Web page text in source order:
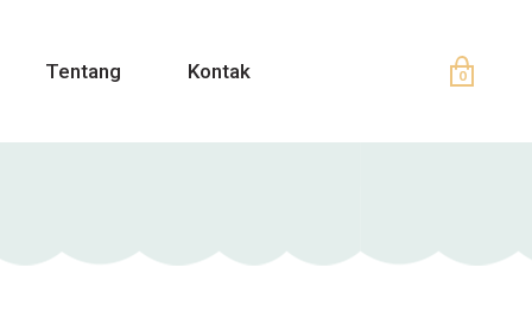
Tentang Kontak 0